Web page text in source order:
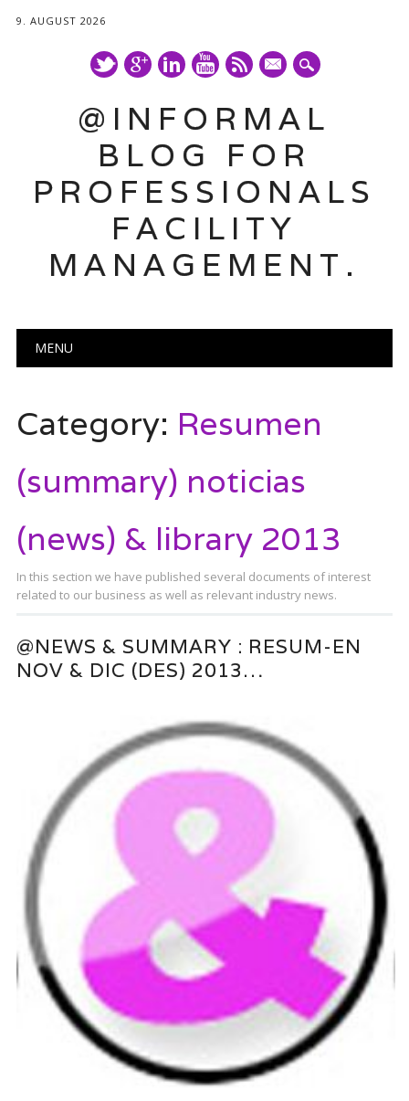
9. AUGUST 2026
mail
@INFORMAL
BLOG FOR
PROFESSIONALS
FACILITY
MANAGEMENT.
Main menu
MENU
Category: Resumen
(summary) noticias
(news) & library 2013
In this section we have published several documents of interest
related to our business as well as relevant industry news.
@NEWS & SUMMARY : RESUM-EN
NOV & DIC (DES) 2013…